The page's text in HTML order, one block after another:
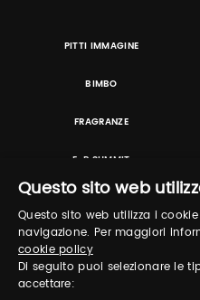
PITTI IMMAGINE
BIMBO
FRAGRANZE
E-P SUMMIT
TUTORING
Questo sito web
Questo sito web utilizza i
navigazione. Per maggiori
cookie policy
Di seguito puoi selezionare le
accettare: